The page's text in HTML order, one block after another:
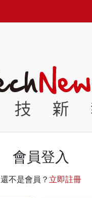
會員登入
還不是會員？ 立即註冊